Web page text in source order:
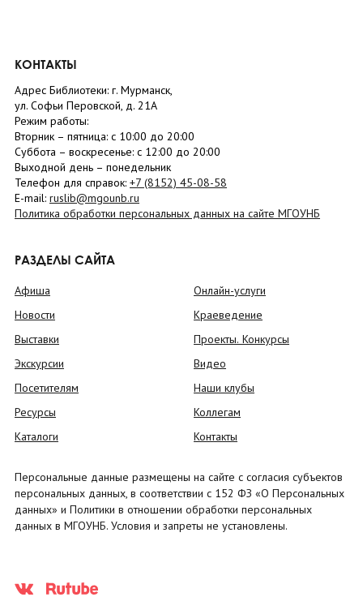
КОНТАКТЫ
Адрес Библиотеки: г. Мурманск,
ул. Софьи Перовской, д. 21А
Режим работы:
Вторник – пятница: с 10:00 до 20:00
Суббота – воскресенье: c 12:00 до 20:00
Выходной день – понедельник
Телефон для справок: +7 (8152) 45-08-58
E-mail: ruslib@mgounb.ru
Политика обработки персональных данных на сайте МГОУНБ
РАЗДЕЛЫ САЙТА
Афиша
Новости
Выставки
Экскурсии
Посетителям
Ресурсы
Каталоги
Онлайн-услуги
Краеведение
Проекты. Конкурсы
Видео
Наши клубы
Коллегам
Контакты
Персональные данные размещены на сайте с согласия субъектов
персональных данных, в соответствии с 152 ФЗ «О Персональных
данных» и Политики в отношении обработки персональных
данных в МГОУНБ. Условия и запреты не установлены.